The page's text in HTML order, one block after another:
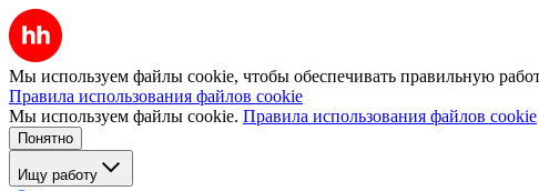
Мы используем файлы cookie, чтобы обеспечивать правильную
Правила использования файлов cookie
Мы используем файлы cookie. Правила использования файлов cookie
Понятно
Ищу работу